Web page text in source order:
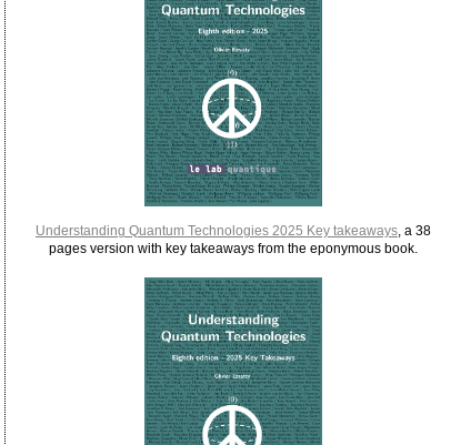
Understanding Quantum Technologies 2025 Key takeaways, a 38
pages version with key takeaways from the eponymous book.